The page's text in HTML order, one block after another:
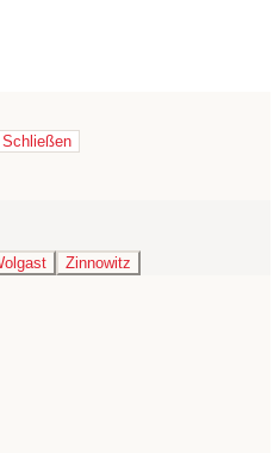
Schließen
Zinnowitz